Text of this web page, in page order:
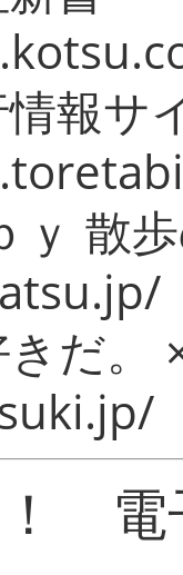
報サ
ｙ 散
だ。
！ 電